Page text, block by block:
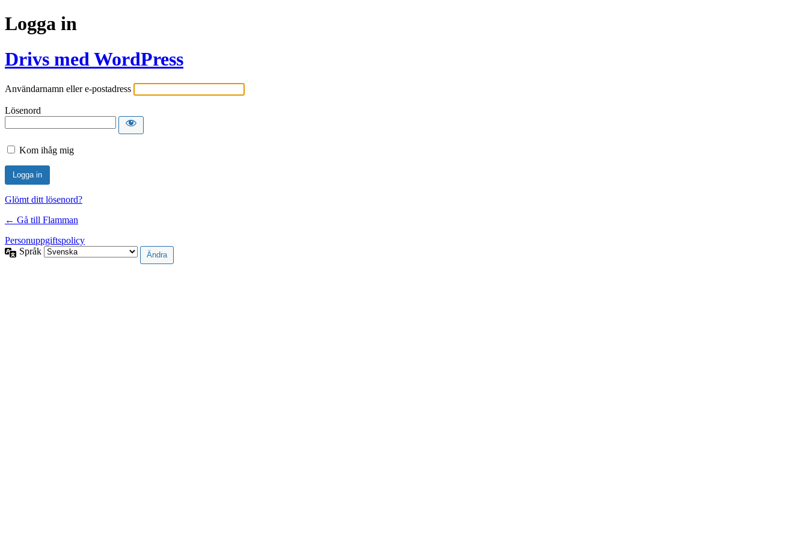
Logga in
Drivs med WordPress
Användarnamn eller e-postadress
Lösenord
Kom ihåg mig
Glömt ditt lösenord?
← Gå till Flamman
Personuppgiftspolicy
Språk